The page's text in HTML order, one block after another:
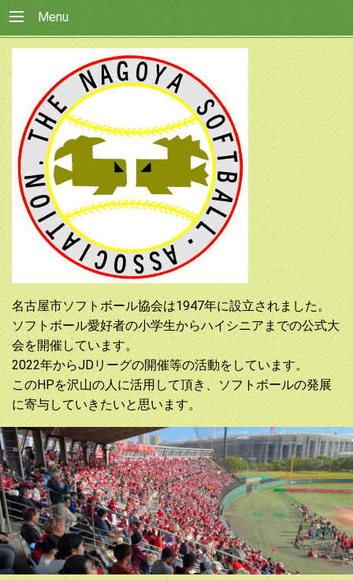
Menu
名古屋市ソフトボール協会は1947年に設立されました。
ソフトボール愛好者の小学生からハイシニアまでの公式大
会を開催しています。
2022年からJDリーグの開催等の活動をしています。
このHPを沢山の人に活用して頂き、ソフトボールの発展
に寄与していきたいと思います。